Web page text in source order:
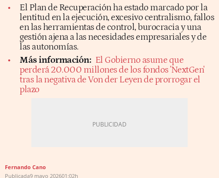
El Plan de Recuperación ha estado marcado por la
lentitud en la ejecución, excesivo centralismo, fallos
en las herramientas de control, burocracia y una
gestión ajena a las necesidades empresariales y de
las autonomías.
Más información: El Gobierno asume que
perderá 20.000 millones de los fondos 'NextGen'
tras la negativa de Von der Leyen de prorrogar el
plazo
Fernando Cano
Publicada9 mayo 202601:02h